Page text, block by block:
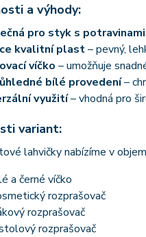
a výhody:
pro styk s potravinami
kvalitní plast– pevný,
víčko – umožňuje
bílé provedení–
využití– vhodná pro
variant:
lahvičky nabízíme v
a černé víčko
rozprašovač
rozprašovač
rozprašovač